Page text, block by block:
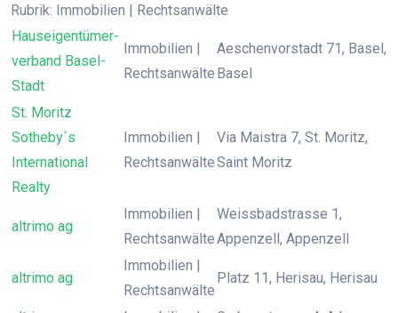
Rubrik: Immobilien | Rechtsanwälte
Hauseigentümer-
verband Basel-
Stadt
Immobilien |
Rechtsanwälte
Aeschenvorstadt 71, Basel,
Basel
St. Moritz
Sotheby´s
International
Realty
Immobilien |
Rechtsanwälte
Via Maistra 7, St. Moritz,
Saint Moritz
altrimo ag
Immobilien |
Rechtsanwälte
Weissbadstrasse 1,
Appenzell, Appenzell
altrimo ag
Immobilien |
Rechtsanwälte
Platz 11, Herisau, Herisau